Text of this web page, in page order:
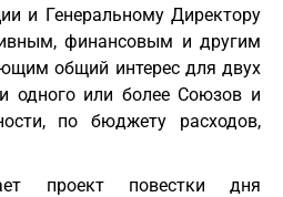
и Генеральному Директору
финансовым и другим
общий интерес для двух
одного или более Союзов и
по бюджету расходов,
проект повестки дня